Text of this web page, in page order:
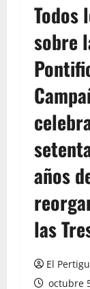
Todos
sobre
años
las
El
octubre